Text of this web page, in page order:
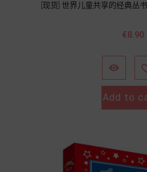
[现货] 世界儿童共享的经典丛
Price
€8.90

Add to